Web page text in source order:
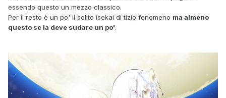
essendo questo un mezzo classico.
Per il resto è un po' il solito isekai di tizio fenomeno ma almeno
questo se la deve sudare un po'.